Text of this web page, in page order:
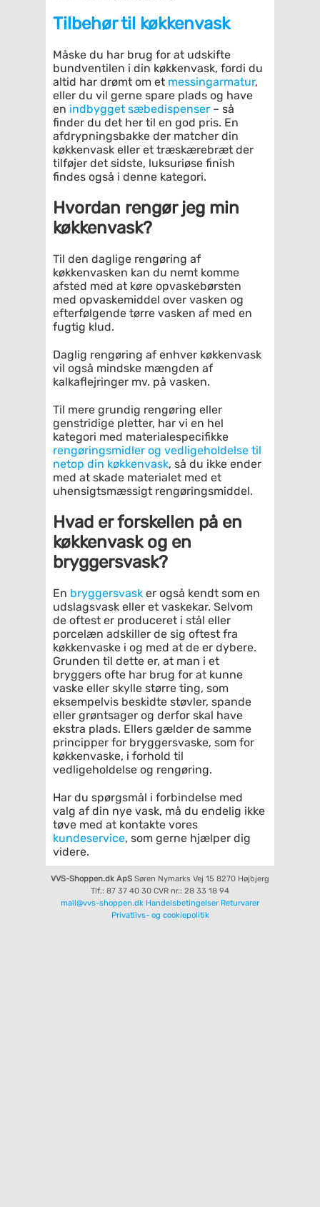
Tilbehør til køkkenvask
Måske du har brug for at udskifte
bundventilen i din køkkenvask, fordi du
altid har drømt om et messingarmatur,
eller du vil gerne spare plads og have
en indbygget sæbedispenser – så
finder du det her til en god pris. En
afdrypningsbakke der matcher din
køkkenvask eller et træskærebræt der
tilføjer det sidste, luksuriøse finish
findes også i denne kategori.
Hvordan rengør jeg min
køkkenvask?
Til den daglige rengøring af
køkkenvasken kan du nemt komme
afsted med at køre opvaskebørsten
med opvaskemiddel over vasken og
efterfølgende tørre vasken af med en
fugtig klud.
Daglig rengøring af enhver køkkenvask
vil også mindske mængden af
kalkaflejringer mv. på vasken.
Til mere grundig rengøring eller
genstridige pletter, har vi en hel
kategori med materialespecifikke
rengøringsmidler og vedligeholdelse til
netop din køkkenvask, så du ikke ender
med at skade materialet med et
uhensigtsmæssigt rengøringsmiddel.
Hvad er forskellen på en
køkkenvask og en
bryggersvask?
En bryggersvask er også kendt som en
udslagsvask eller et vaskekar. Selvom
de oftest er produceret i stål eller
porcelæn adskiller de sig oftest fra
køkkenvaske i og med at de er dybere.
Grunden til dette er, at man i et
bryggers ofte har brug for at kunne
vaske eller skylle større ting, som
eksempelvis beskidte støvler, spande
eller grøntsager og derfor skal have
ekstra plads. Ellers gælder de samme
principper for bryggersvaske, som for
køkkenvaske, i forhold til
vedligeholdelse og rengøring.
Har du spørgsmål i forbindelse med
valg af din nye vask, må du endelig ikke
tøve med at kontakte vores
kundeservice, som gerne hjælper dig
videre.
VVS-Shoppen.dk ApS Søren Nymarks Vej 15 8270 Højbjerg
Tlf.: 87 37 40 30 CVR nr.: 28 33 18 94
mail@vvs-shoppen.dk Handelsbetingelser Returvarer
Privatlivs- og cookiepolitik